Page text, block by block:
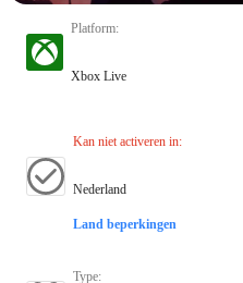
Platform:
Xbox Live
Kan niet activeren in:
Nederland
Land beperkingen
Type: